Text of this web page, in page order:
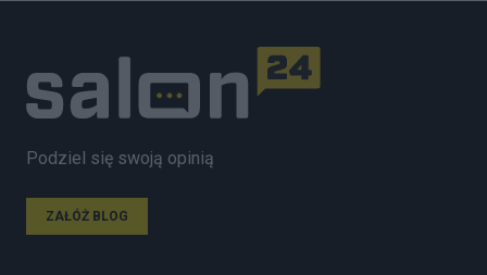
Podziel się swoją opinią
ZAŁÓŻ BLOG